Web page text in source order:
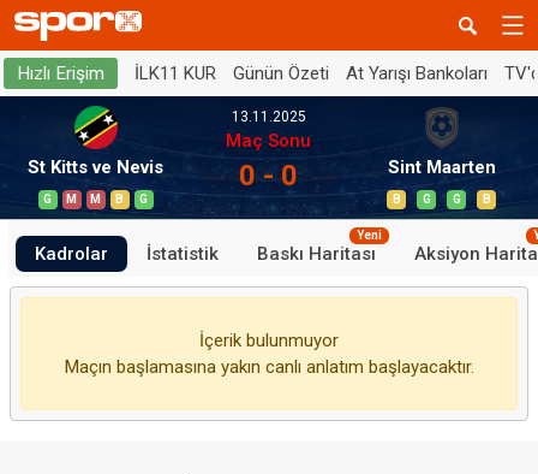
Hızlı Erişim İLK11 KUR Günün Özeti At Yarışı Bankoları
St Kitts ve Nevis
G M M B G
13.11.2025
Maç Sonu
0 - 0 Sint Maarten
B G G B
Kadrolar İstatistik Baskı Haritası
Yeni
Aksiyon
İçerik bulunmuyor
Maçın başlamasına yakın canlı anlatım başlayacaktır.